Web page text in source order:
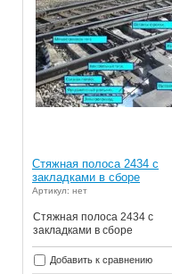
Стяжная полоса 2434 с
закладками в сборе
Артикул: нет
Стяжная полоса 2434 с
закладками в сборе
Добавить к сравнению